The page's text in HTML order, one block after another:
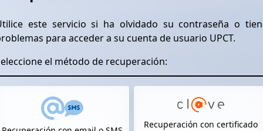
este servicio si ha olvidado su contraseña o
para acceder a su cuenta de usuario UPCT.
el método de recuperación:
Recuperación con certificado